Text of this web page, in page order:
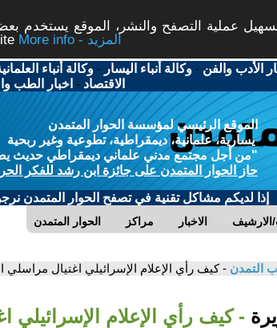
عملية التصفح والنشر، الموقع يستخدم
More info - المزيد
الأدب والفن -وكالة أنباء اليسار -وكالة أنباء
الاقتصاد - اخبار الطب
الموقع الرئيسي لمؤسسة الحوار المتمدن
يسارية، علمانية، ديمقراطية، تطوعية وغير ربحية
"من أجل مجتمع مدني علماني ديمقراطي حديث
حاز الحوار المتمدن على جائزة ابن رشد للفكر الحر
إذا لديكم مشاكل تقنية في تصفح الحوار المتمدن
الحوار المتمدن مراكز الاخبار
التمدن - كيف رأي الإعلام الإسرائيلي اغتيال مراسلي
- كيف رأي الإعلام الإسرائيلي